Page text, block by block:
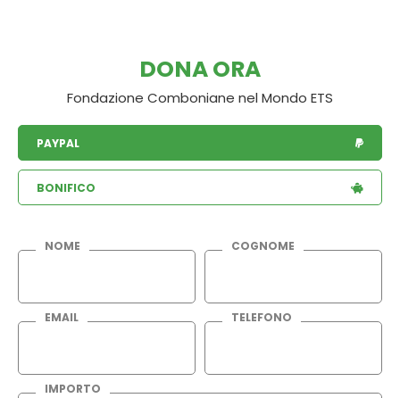
DONA ORA
Fondazione Comboniane nel Mondo ETS
PAYPAL
BONIFICO
NOME COGNOME
EMAIL TELEFONO
IMPORTO